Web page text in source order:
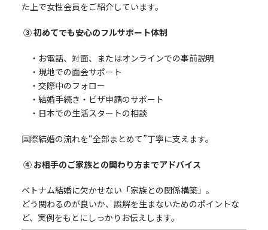
た上で女性会員をご紹介しています。
③ 初めてでも安心のフルサポート体制
・お電話、対面、またはオンラインでの事前説明
・現地での面会サポート
・交際中のフォロー
・結婚手続き・ビザ申請のサポート
・日本での生活スタートの相談
国際結婚の流れを“全部まとめて”丁寧に支えます。
④ お相手のご家族との関わり方までアドバイス
ベトナム結婚に欠かせない「家族との関係構築」。
どう関わるのが良いか、誤解を生まないためのポイントな
ど、実例をもとにしっかりお伝えします。